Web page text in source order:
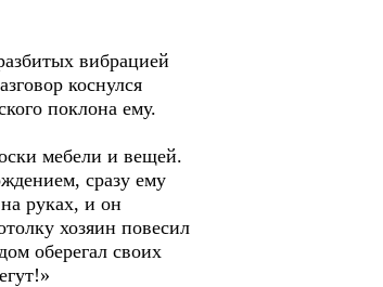
вибрацией
коснулся
поклона ему.
мебели и вещей.
сразу ему
руках, и он
хозяин повесил
оберегал своих